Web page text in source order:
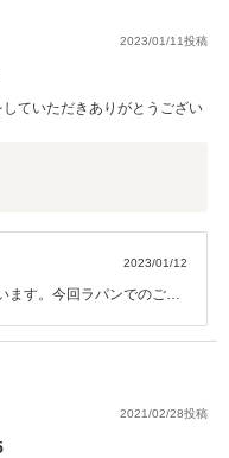
2023/01/11投稿
ていただきありがとうござい
2023/01/12
ます。今回ラパンでのご
2021/02/28投稿